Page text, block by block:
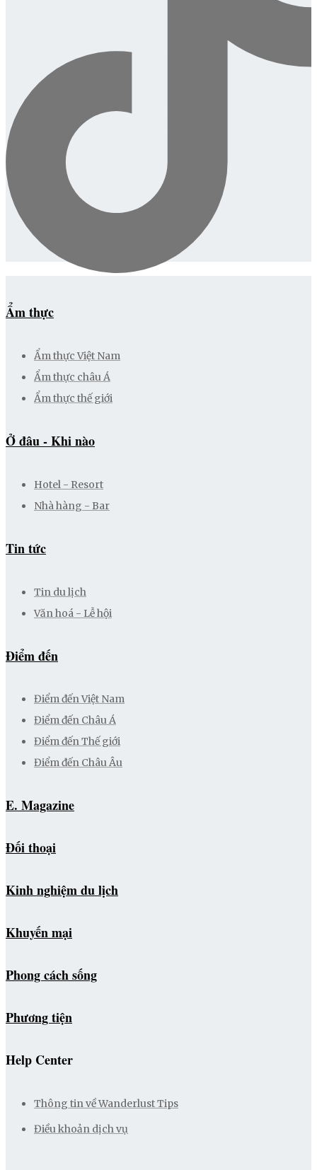
Ẩm thực
Ẩm thực Việt Nam
Ẩm thực châu Á
Ẩm thực thế giới
Ở đâu - Khi nào
Hotel - Resort
Nhà hàng - Bar
Tin tức
Tin du lịch
Văn hoá - Lễ hội
Điểm đến
Điểm đến Việt Nam
Điểm đến Châu Á
Điểm đến Thế giới
Điểm đến Châu Âu
E. Magazine
Đối thoại
Kinh nghiệm du lịch
Khuyến mại
Phong cách sống
Phương tiện
Help Center
Thông tin về Wanderlust Tips
Điều khoản dịch vụ